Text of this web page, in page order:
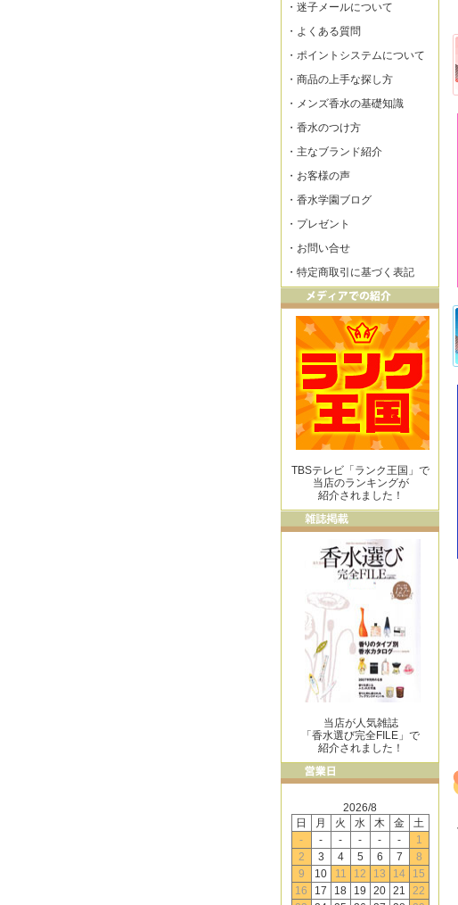
・ 迷子メールについて
・ よくある質問
・ ポイントシステムについて
・ 商品の上手な探し方
・ メンズ香水の基礎知識
・ 香水のつけ方
・ 主なブランド紹介
・ お客様の声
・ 香水学園ブログ
・ プレゼント
・ お問い合せ
・ 特定商取引に基づく表記
TBSテレビ「ランク王国」で
当店のランキングが
紹介されました！
当店が人気雑誌
「香水選び完全FILE」で
紹介されました！
2026/8
日
月 火 水 木 金
土
-
- - - - -
1
2
3 4 5 6 7
8
9
10 11 12 13 14
15
16
17 18 19 20 21
22